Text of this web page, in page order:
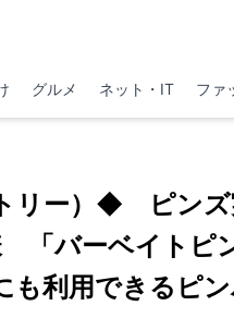
グルメ ネット・IT ファ
リー）◆ ピンズ
「バーベイトピ
も利用できるピ